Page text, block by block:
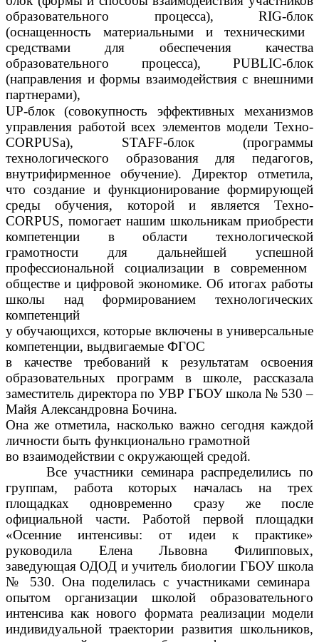
образовательного процесса), RIG-блок
(оснащенность материальными и техническими
средствами для обеспечения качества
образовательного процесса), PUBLIC-блок
(направления и формы взаимодействия с внешними
партнерами),
UP-блок (совокупность эффективных механизмов
управления работой всех элементов модели Техно-
CORPUSа), STAFF-блок (программы
технологического образования для педагогов,
внутрифирменное обучение). Директор отметила,
что создание и функционирование формирующей
среды обучения, которой и являетсяТехно-
CORPUS, помогает нашим школьникам приобрести
компетенции в области технологической
грамотности для дальнейшей успешной
профессиональной социализации в современном
обществе и цифровой экономике. Об итогах работы
школы над формированием технологических
компетенций
у обучающихся, которые включены в универсальные
компетенции, выдвигаемые ФГОС
в качестве требований к результатам освоения
образовательных программ в школе, рассказала
заместитель директора по УВР ГБОУ школа № 530 –
Майя Александровна Бочина.
Она же отметила, насколько важно сегодня каждой
личности быть функционально грамотной
во взаимодействии с окружающей средой.
Всеучастники семинара распределились по
группам, работа которых началасьна трех
площадках одновременно сразу же после
официальной части. Работой первой площадки
«Осенние интенсивы: от идеи к практике»
руководила Елена Львовна Филипповых,
заведующая ОДОД и учитель биологии ГБОУ школа
№ 530. Она поделилась с участниками семинара
опытом организации школой образовательного
интенсива как нового формата реализации модели
индивидуальной траектории развития школьников,